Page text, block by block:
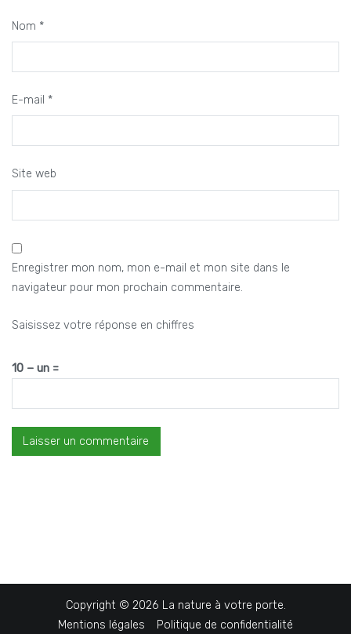
Nom *
E-mail *
Site web
Enregistrer mon nom, mon e-mail et mon site dans le
navigateur pour mon prochain commentaire.
Saisissez votre réponse en chiffres
10 − un =
Copyright © 2026 La nature à votre porte.
Mentions légales
Politique de confidentialité